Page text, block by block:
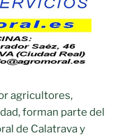
agricultores,
forman parte del
de Calatrava y